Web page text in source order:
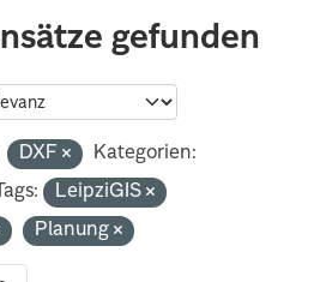
gefunden
DXF
Kategorien:
Tags:
LeipziGIS
Planung